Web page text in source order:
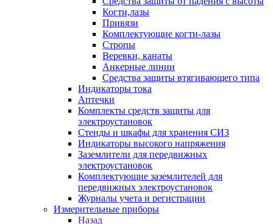
Когти,лазы
Привязи
Комплектующие когти-лазы
Стропы
Веревки, канаты
Анкерные линии
Средства защиты втягивающего типа
Индикаторы тока
Аптечки
Комплекты средств защиты для
электроустановок
Стенды и шкафы для хранения СИЗ
Индикаторы высокого напряжения
Заземлители для передвижных
электроустановок
Комплектующие заземлителей для
передвижных электроустановок
Журналы учета и регистрации
Измерительные приборы
Назад